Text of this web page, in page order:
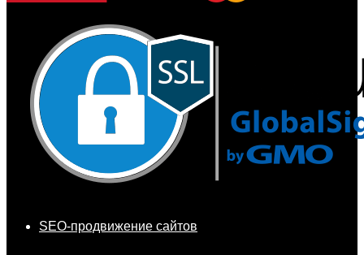
SEO-продвижение сайтов